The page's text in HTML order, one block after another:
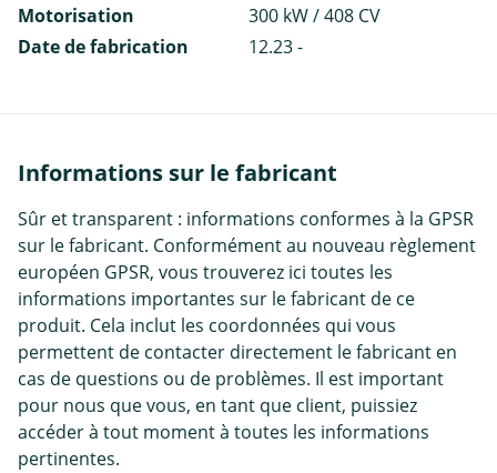
Motorisation
300 kW / 408 CV
Date de fabrication
12.23 -
Informations sur le fabricant
Sûr et transparent : informations conformes à la GPSR
sur le fabricant. Conformément au nouveau règlement
européen GPSR, vous trouverez ici toutes les
informations importantes sur le fabricant de ce
produit. Cela inclut les coordonnées qui vous
permettent de contacter directement le fabricant en
cas de questions ou de problèmes. Il est important
pour nous que vous, en tant que client, puissiez
accéder à tout moment à toutes les informations
pertinentes.